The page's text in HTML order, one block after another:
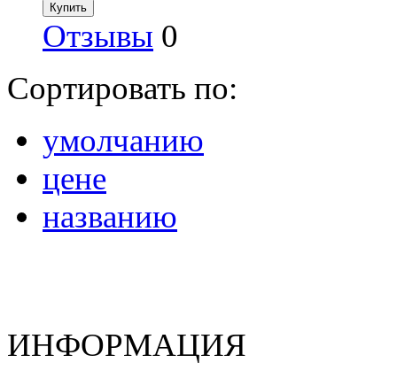
Отзывы 0
Сортировать по:
умолчанию
цене
названию
ИНФОРМАЦИЯ